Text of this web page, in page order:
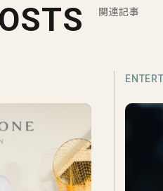
関連記事